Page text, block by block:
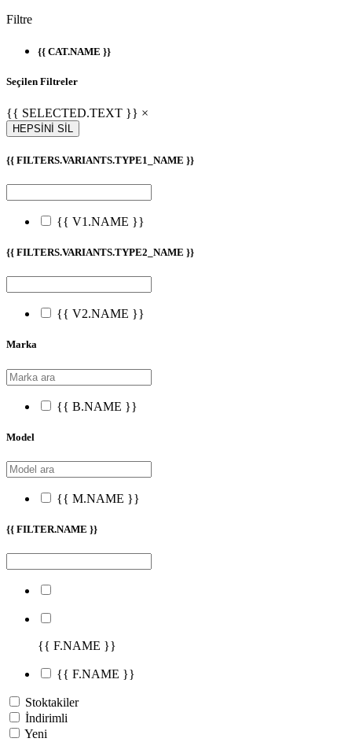
Filtre
{{ CAT.NAME }}
Seçilen Filtreler
{{ SELECTED.TEXT }} ×
HEPSİNİ SİL
{{ FILTERS.VARIANTS.TYPE1_NAME }}
{{ V1.NAME }}
{{ FILTERS.VARIANTS.TYPE2_NAME }}
{{ V2.NAME }}
Marka
{{ B.NAME }}
Model
{{ M.NAME }}
{{ FILTER.NAME }}
{{ F.NAME }}
{{ F.NAME }}
Stoktakiler
İndirimli
Yeni